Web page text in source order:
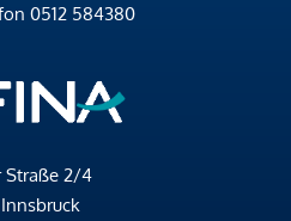
0512 584380
Straße 2/4